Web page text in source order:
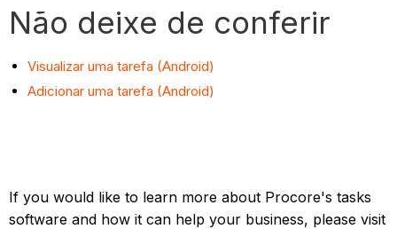
Não deixe de conferir
Visualizar uma tarefa (Android)
Adicionar uma tarefa (Android)
If you would like to learn more about Procore's tasks
software and how it can help your business, please visit